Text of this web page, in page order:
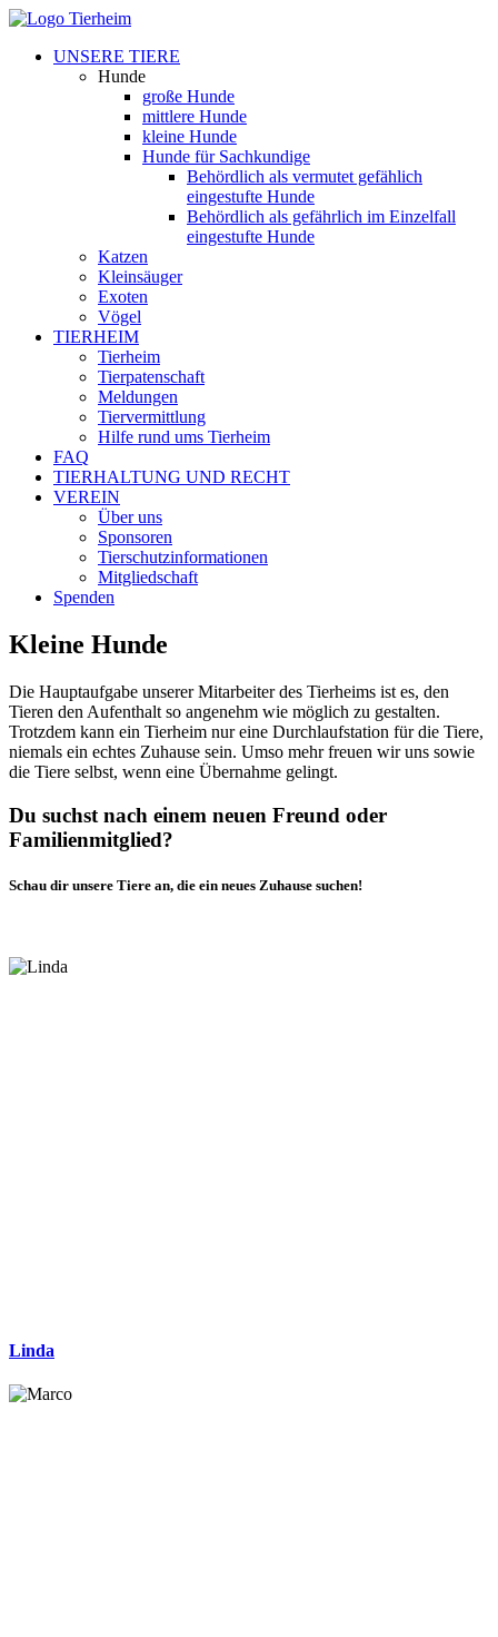
UNSERE TIERE
Hunde
große Hunde
mittlere Hunde
kleine Hunde
Hunde für Sachkundige
Behördlich als vermutet gefählich
eingestufte Hunde
Behördlich als gefährlich im Einzelfall
eingestufte Hunde
Katzen
Kleinsäuger
Exoten
Vögel
TIERHEIM
Tierheim
Tierpatenschaft
Meldungen
Tiervermittlung
Hilfe rund ums Tierheim
FAQ
TIERHALTUNG UND RECHT
VEREIN
Über uns
Sponsoren
Tierschutzinformationen
Mitgliedschaft
Spenden
Kleine Hunde
Die Hauptaufgabe unserer Mitarbeiter des Tierheims ist es, den
Tieren den Aufenthalt so angenehm wie möglich zu gestalten.
Trotzdem kann ein Tierheim nur eine Durchlaufstation für die Tiere,
niemals ein echtes Zuhause sein. Umso mehr freuen wir uns sowie
die Tiere selbst, wenn eine Übernahme gelingt.
Du suchst nach einem neuen Freund oder
Familienmitglied?
Schau dir unsere Tiere an, die ein neues Zuhause suchen!
Linda